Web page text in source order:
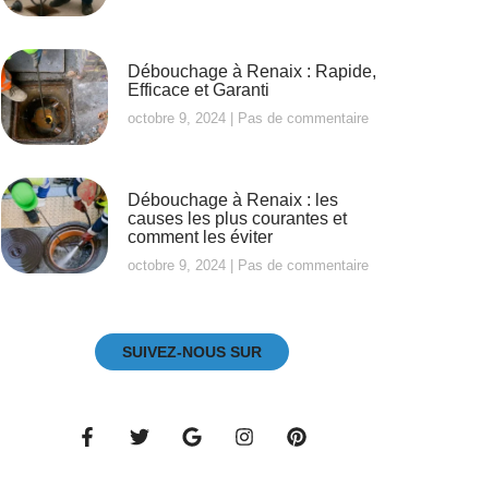
Débouchage à Renaix : Rapide,
Efficace et Garanti
octobre 9, 2024 Pas de commentaire
Débouchage à Renaix : les
causes les plus courantes et
comment les éviter
octobre 9, 2024 Pas de commentaire
SUIVEZ-NOUS SUR